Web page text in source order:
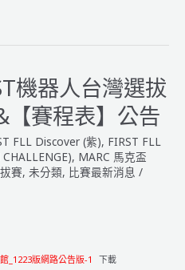
機器人台灣選拔
【賽程表】公告
FLL Discover (紫), FIRST FLL
, MARC 馬克盃
賽, 未分類, 比賽最新消息 /
_1223版網路公告版-1 下載